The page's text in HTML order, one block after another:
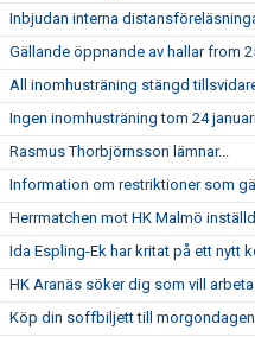
Inbjudan interna
Gällande öppnande av hallar from
All inomhusträning stängd
Ingen inomhusträning tom 24
Rasmus Thorbjörnsson lämnar...
Information om restriktioner som
Herrmatchen mot HK Malmö
Ida Espling-Ek har kritat på ett nytt
HK Aranäs söker dig som vill
Köp din soffbiljett till